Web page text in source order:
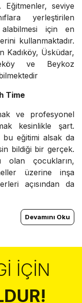
seviye
yerleştirilen
için en
kullanmaktadır.
Kadıköy, Üsküdar,
ve Beykoz
Time
ve profesyonel
kesinlikle şart.
eğitimi alsak da
bildiği bir gerçek.
olan çocukların,
üzerine inşa
açısından da
Devamını Oku
İÇIN